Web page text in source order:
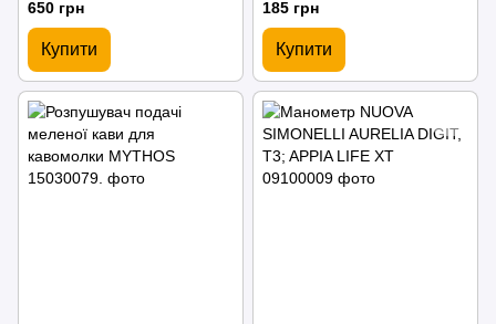
650 грн
Купити
185 грн
Купити